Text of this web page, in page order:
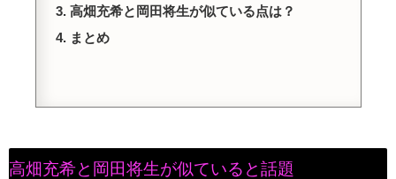
高畑充希と岡田将生が似ている点は？
まとめ
高畑充希と岡田将生が似ていると話題